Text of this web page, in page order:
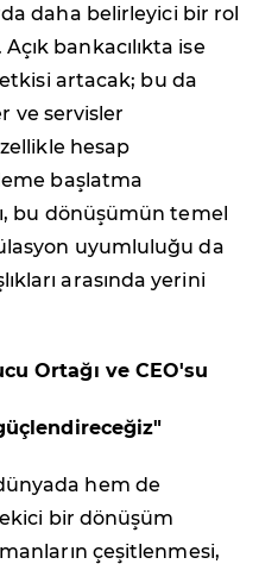
daha belirleyici bir rol
bankacılıkta ise
artacak; bu da
ve servisler
hesap
başlatma
bu dönüşümün temel
uyumluluğu da
arasında yerini
Ortağı ve CEO'su
hem de
bir dönüşüm
çeşitlenmesi,